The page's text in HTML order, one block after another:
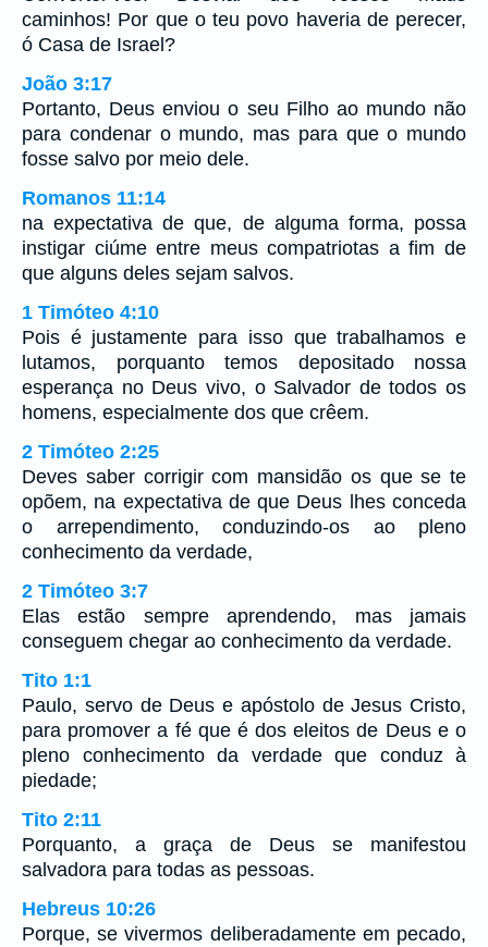
caminhos! Por que o teu povo haveria de perecer,
ó Casa de Israel?
João 3:17
Portanto, Deus enviou o seu Filho ao mundo não
para condenar o mundo, mas para que o mundo
fosse salvo por meio dele.
Romanos 11:14
na expectativa de que, de alguma forma, possa
instigar ciúme entre meus compatriotas a fim de
que alguns deles sejam salvos.
1 Timóteo 4:10
Pois é justamente para isso que trabalhamos e
lutamos, porquanto temos depositado nossa
esperança no Deus vivo, o Salvador de todos os
homens, especialmente dos que crêem.
2 Timóteo 2:25
Deves saber corrigir com mansidão os que se te
opõem, na expectativa de que Deus lhes conceda
o arrependimento, conduzindo-os ao pleno
conhecimento da verdade,
2 Timóteo 3:7
Elas estão sempre aprendendo, mas jamais
conseguem chegar ao conhecimento da verdade.
Tito 1:1
Paulo, servo de Deus e apóstolo de Jesus Cristo,
para promover a fé que é dos eleitos de Deus e o
pleno conhecimento da verdade que conduz à
piedade;
Tito 2:11
Porquanto, a graça de Deus se manifestou
salvadora para todas as pessoas.
Hebreus 10:26
Porque, se vivermos deliberadamente em pecado,